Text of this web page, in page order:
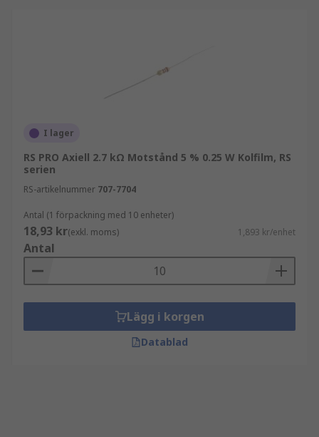
I lager
RS PRO Axiell 2.7 kΩ Motstånd 5 % 0.25 W Kolfilm, RS
serien
RS-artikelnummer 707-7704
Antal (1 förpackning med 10 enheter)
18,93 kr(exkl. moms) 1,893 kr/enhet
Antal
Lägg i korgen
Datablad